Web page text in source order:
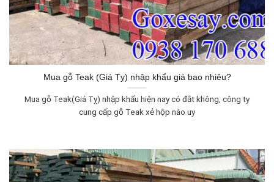
Mua gỗ Teak (Giá Tỵ) nhập khẩu giá bao nhiêu?
Mua gỗ Teak(Giá Tỵ) nhập khẩu hiện nay có đắt không, công ty
cung cấp gỗ Teak xẻ hộp nào uy